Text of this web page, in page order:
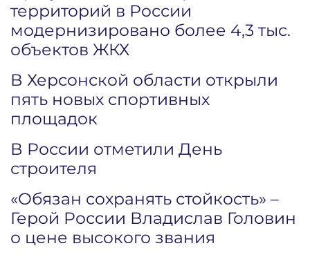
территорий в России
модернизировано более 4,3 тыс.
объектов ЖКХ
В Херсонской области открыли
пять новых спортивных
площадок
В России отметили День
строителя
«Обязан сохранять стойкость» –
Герой России Владислав Головин
о цене высокого звания